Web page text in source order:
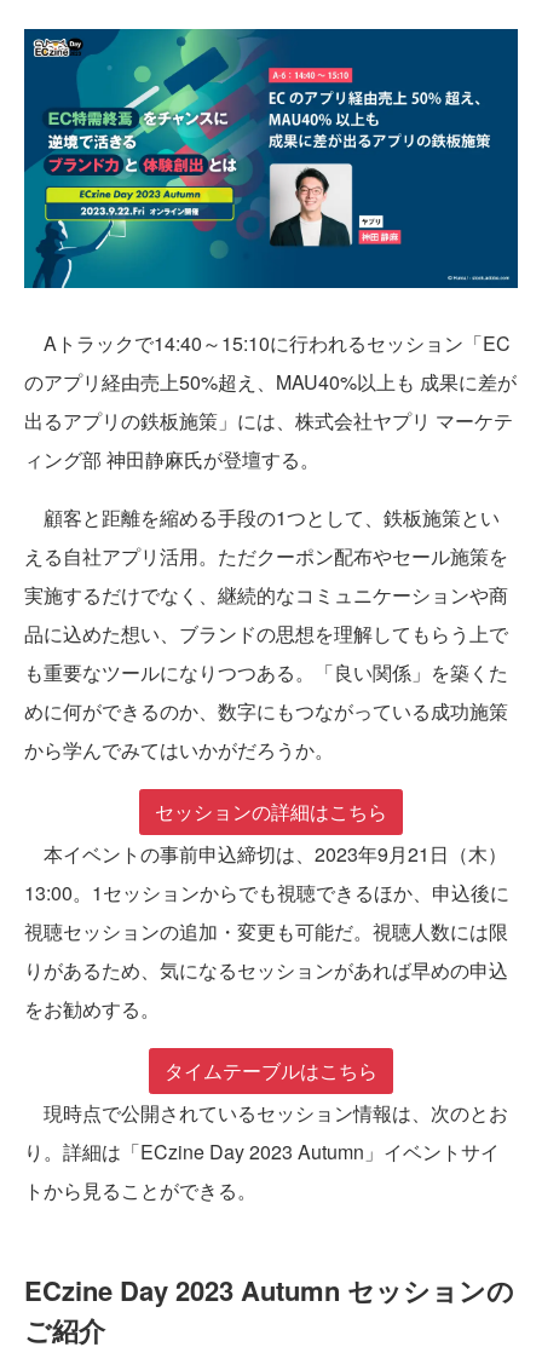
Aトラックで14:40～15:10に行われるセッション「EC
のアプリ経由売上50%超え、MAU40%以上も 成果に差が
出るアプリの鉄板施策」には、株式会社ヤプリ マーケテ
ィング部 神田静麻氏が登壇する。
顧客と距離を縮める手段の1つとして、鉄板施策とい
える自社アプリ活用。ただクーポン配布やセール施策を
実施するだけでなく、継続的なコミュニケーションや商
品に込めた想い、ブランドの思想を理解してもらう上で
も重要なツールになりつつある。「良い関係」を築くた
めに何ができるのか、数字にもつながっている成功施策
から学んでみてはいかがだろうか。
セッションの詳細はこちら
本イベントの事前申込締切は、2023年9月21日（木）
13:00。1セッションからでも視聴できるほか、申込後に
視聴セッションの追加・変更も可能だ。視聴人数には限
りがあるため、気になるセッションがあれば早めの申込
をお勧めする。
タイムテーブルはこちら
現時点で公開されているセッション情報は、次のとお
り。詳細は「ECzine Day 2023 Autumn」イベントサイ
トから見ることができる。
ECzine Day 2023 Autumn セッションの
ご紹介